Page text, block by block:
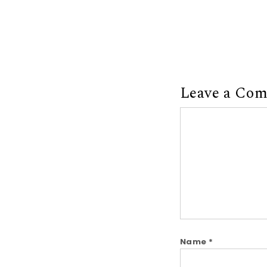
Leave a
Name *